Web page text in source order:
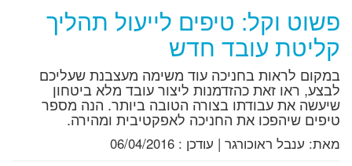
פשוט וקל: טיפים לייעול תהליך
קליטת עובד חדש
במקום לראות בחניכה עוד משימה מעצבנת שעליכם
לבצע, ראו זאת כהזדמנות ליצור עובד מלא ביטחון
שיעשה את עבודתו בצורה הטובה ביותר. הנה מספר
טיפים שיהפכו את החניכה לאפקטיבית ומהירה.
מאת: ענבל ראוכורגר | עודכן : 06/04/2016